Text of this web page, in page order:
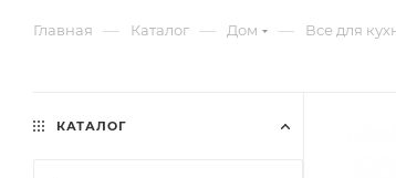
Главная — Каталог — Дом — Все для
КАТАЛОГ